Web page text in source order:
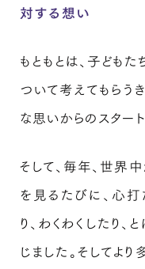
対する想い
もともとは、子ども
ついて考えてもらう
な思いからのスター
そして、毎年、世界
を見るたびに、心打
り、わくわくしたり
じました。そしてよ